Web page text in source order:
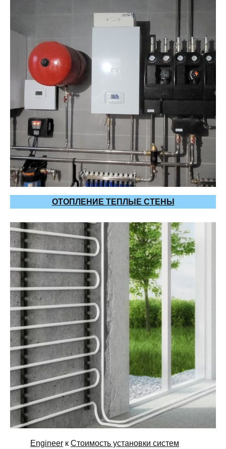
ОТОПЛЕНИЕ ТЕПЛЫЕ СТЕНЫ
Engineer к Стоимость установки систем